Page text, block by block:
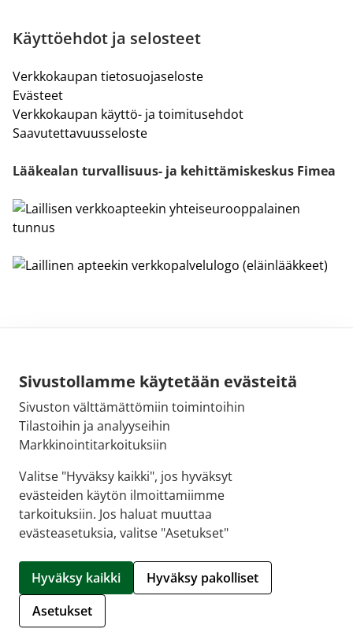
Sivustollamme käytetään evästeitä
Sivuston välttämättömiin toimintoihin
Tilastoihin ja analyyseihin
Markkinointitarkoituksiin
Valitse "Hyväksy kaikki", jos hyväksyt
evästeiden käytön ilmoittamiimme
tarkoituksiin. Jos haluat muuttaa
evästeasetuksia, valitse "Asetukset"
Hyväksy kaikki
Hyväksy pakolliset
Asetukset
Käyttöehdot ja selosteet
Verkkokaupan tietosuojaseloste
Evästeet
Verkkokaupan käyttö- ja toimitusehdot
Saavutettavuusseloste
Lääkealan turvallisuus- ja kehittämiskeskus Fimea
Sähköpostiosoite:
kirjaamo@fimea.fi
Fimean vaihde:
029 522 3341
Hallitse evästeitä